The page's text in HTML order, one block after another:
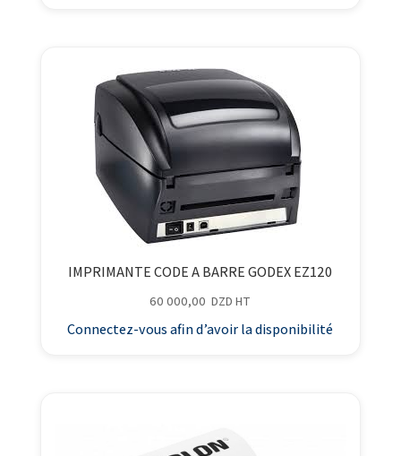
IMPRIMANTE CODE A BARRE GODEX EZ120
60 000,00 DZD HT
Connectez-vous afin d’avoir la disponibilité